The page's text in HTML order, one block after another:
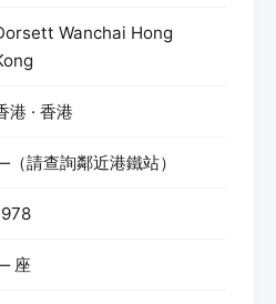
Wanchai Hong
港 · 香港
請查詢鄰近港鐵站）
座